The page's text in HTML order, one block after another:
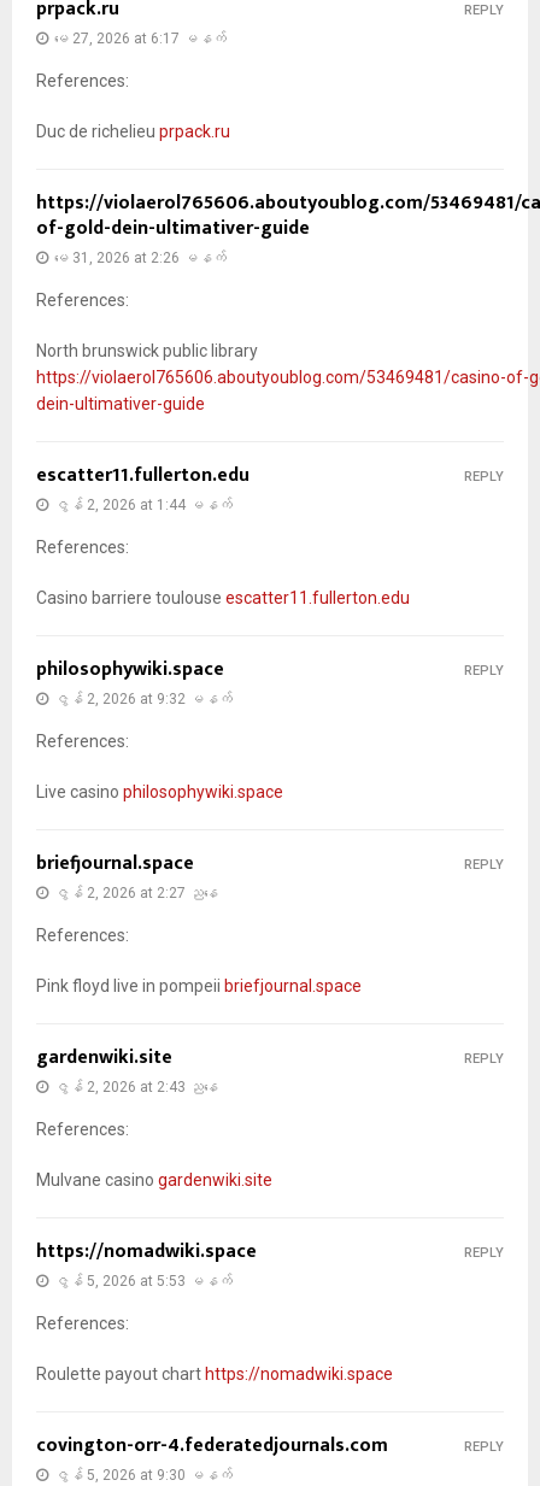
prpack.ru
မေ 27, 2026 at 6:17 မနက်
References:
Duc de richelieu prpack.ru
REPLY
https://violaerol765606.aboutyoublog.com/53469481/
of-gold-dein-ultimativer-guide
မေ 31, 2026 at 2:26 မနက်
References:
North brunswick public library
https://violaerol765606.aboutyoublog.com/53469481/casino-of-
dein-ultimativer-guide
escatter11.fullerton.edu
ဇွန် 2, 2026 at 1:44 မနက်
References:
Casino barriere toulouse escatter11.fullerton.edu
REPLY
philosophywiki.space
ဇွန် 2, 2026 at 9:32 မနက်
References:
Live casino philosophywiki.space
REPLY
briefjournal.space
ဇွန် 2, 2026 at 2:27 ညနေ
References:
Pink floyd live in pompeii briefjournal.space
REPLY
gardenwiki.site
ဇွန် 2, 2026 at 2:43 ညနေ
References:
Mulvane casino gardenwiki.site
REPLY
https://nomadwiki.space
ဇွန် 5, 2026 at 5:53 မနက်
References:
Roulette payout chart https://nomadwiki.space
REPLY
covington-orr-4.federatedjournals.com
ဇွန် 5, 2026 at 9:30 မနက်
REPLY